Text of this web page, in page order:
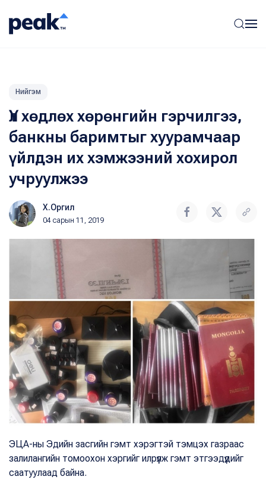
Нийгэм
Үл хөдлөх хөрөнгийн гэрчилгээ,
банкны баримтыг хуурамчаар
үйлдэн их хэмжээний хохирол
учруулжээ
Х.Оргил
04 сарын 11, 2019
ЭЦА-ны Эдийн засгийн гэмт хэрэгтэй тэмцэх газраас
залилангийн томоохон хэргийг илрүүлж гэмт этгээдүүдийг
саатуулаад байна.